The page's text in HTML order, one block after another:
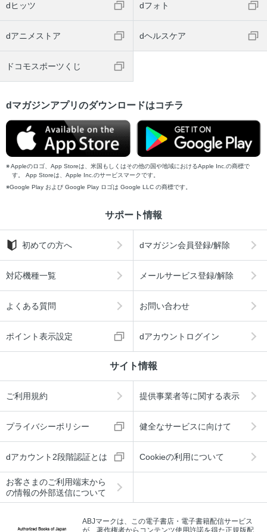
dヒッツ dフォト
dアニメストア dヘルスケア
ドコモスポーツくじ
dマガジンアプリのダウンロードはコチラ
Appleのロゴ、App Storeは、米国もしくはその他の国や地域におけるApple Inc.の商標で
す。 App Storeは、Apple Inc.のサービスマークです。
Google Play および Google Play ロゴは Google LLC の商標です。
サポート情報
初めての方へ dマガジン会員登録/解除
対応機種一覧 メールサービス登録/解除
よくある質問 お問い合わせ
ポイント表示設定 dアカウントログイン
サイト情報
ご利用規約 提供事業者等に関する表示
プライバシーポリシー 健全なサービスに向けて
dアカウント2段階認証とは Cookieの利用について
お客さまのご利用端末から
の情報の外部送信について
ABJマークは、この電子書店・電子書籍配信サービス
が、著作権者からコンテンツ使用許諾を得た正規版配